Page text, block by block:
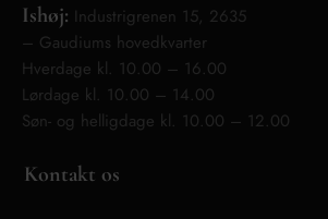
Ishøj: Industrigrenen 15, 2635
– Gaudiums hovedkvarter
Hverdage kl. 10.00 – 16.00
Lørdage kl. 10.00 – 14.00
Søn- og helligdage kl. 10.00 – 12.00
Kontakt os